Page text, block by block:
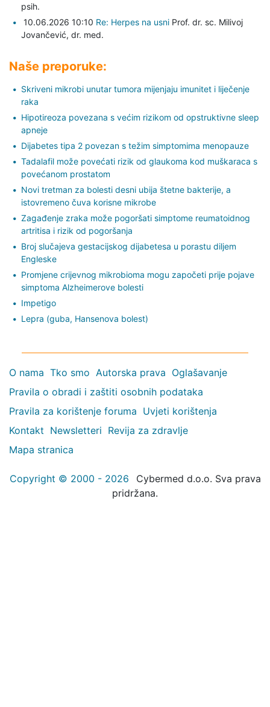
psih.
10.06.2026 10:10 Re: Herpes na usni Prof. dr. sc. Milivoj
Jovančević, dr. med.
Naše preporuke:
Skriveni mikrobi unutar tumora mijenjaju imunitet i liječenje
raka
Hipotireoza povezana s većim rizikom od opstruktivne sleep
apneje
Dijabetes tipa 2 povezan s težim simptomima menopauze
Tadalafil može povećati rizik od glaukoma kod muškaraca s
povećanom prostatom
Novi tretman za bolesti desni ubija štetne bakterije, a
istovremeno čuva korisne mikrobe
Zagađenje zraka može pogoršati simptome reumatoidnog
artritisa i rizik od pogoršanja
Broj slučajeva gestacijskog dijabetesa u porastu diljem
Engleske
Promjene crijevnog mikrobioma mogu započeti prije pojave
simptoma Alzheimerove bolesti
Impetigo
Lepra (guba, Hansenova bolest)
O nama Tko smo Autorska prava Oglašavanje
Pravila o obradi i zaštiti osobnih podataka
Pravila za korištenje foruma Uvjeti korištenja
Kontakt Newsletteri Revija za zdravlje
Mapa stranica
Copyright © 2000 - 2026
Cybermed d.o.o. Sva prava
pridržana.